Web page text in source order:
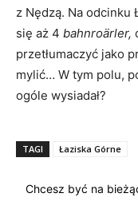
z Nędzą. Na odcinku
się aż 4 bahnroärler,
przetłumaczyć jako
mylić… W tym polu,
ogóle wysiadał?
TAGI Łaziska Górne
Chcesz być na